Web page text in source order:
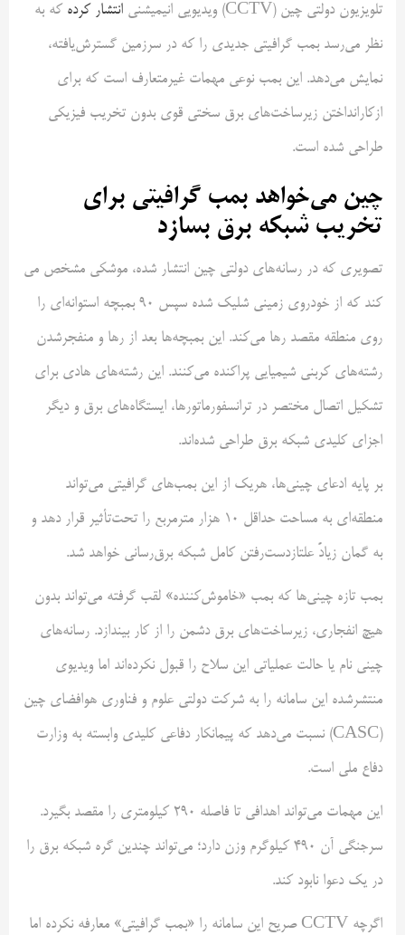
تلویزیون دولتی چین (CCTV) ویدیویی انیمیشنی انتشار کرده که به
نظر می‌رسد بمب گرافیتی جدیدی را که در سرزمین گسترش‌یافته،
نمایش می‌دهد. این بمب نوعی مهمات غیرمتعارف است که برای
ازکارانداختن زیرساخت‌های برق سختی قوی بدون تخریب فیزیکی
طراحی شده است.
چین می‌خواهد بمب گرافیتی برای
تخریب شبکه برق بسازد
تصویری که در رسانه‌های دولتی چین انتشار شده، موشکی مشخص می
کند که از خودروی زمینی شلیک شده سپس ۹۰ بمبچه استوانه‌ای را
روی منطقه مقصد رها می‌کند. این بمبچه‌ها بعد از رها و منفجرشدن
رشته‌های کربنی شیمیایی پراکنده می‌کنند. این رشته‌های هادی برای
تشکیل اتصال مختصر در ترانسفورماتورها، ایستگاه‌های برق و دیگر
اجزای کلیدی شبکه برق طراحی شده‌اند.
بر پایه ادعای چینی‌ها، هریک از این بمب‌های گرافیتی می‌تواند
منطقه‌ای به مساحت حداقل ۱۰ هزار مترمربع را تحت‌تأثیر قرار دهد و
به گمان زیادً علتازدست‌رفتن کامل شبکه برق‌رسانی خواهد شد.
بمب تازه چینی‌ها که بمب «خاموش‌کننده» لقب گرفته می‌تواند بدون
هیچ انفجاری، زیرساخت‌های برق دشمن را از کار بیندازد. رسانه‌های
چینی نام یا حالت عملیاتی این سلاح را قبول نکرده‌اند اما ویدیوی
منتشرشده این سامانه را به شرکت دولتی علوم و فناوری هوافضای چین
(CASC) نسبت می‌دهد که پیمانکار دفاعی کلیدی وابسته به وزارت
دفاع ملی است.
این مهمات می‌تواند اهدافی تا فاصله ۲۹۰ کیلومتری را مقصد بگیرد.
سرجنگی آن ۴۹۰ کیلوگرم وزن دارد؛ می‌تواند چندین گره شبکه برق را
در یک دعوا نابود کند.
اگرچه CCTV صریح این سامانه را «بمب گرافیتی» معارفه نکرده اما